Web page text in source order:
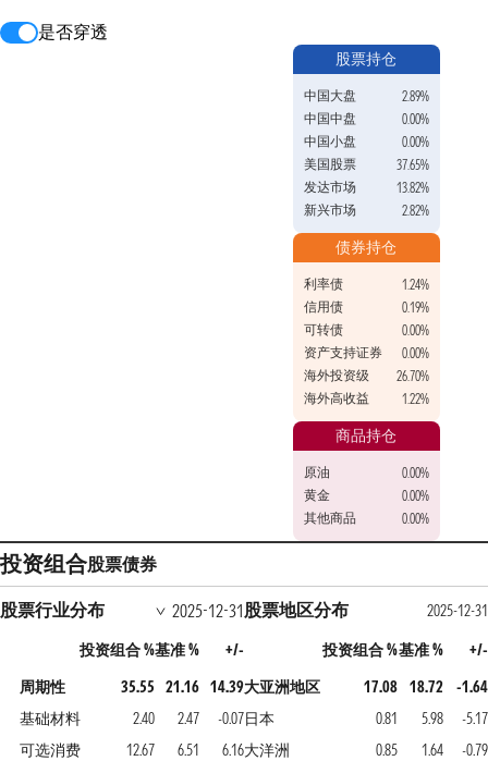
是否穿透
股票持仓
中国大盘
2.89%
中国中盘
0.00%
中国小盘
0.00%
美国股票
37.65%
发达市场
13.82%
新兴市场
2.82%
债券持仓
利率债
1.24%
信用债
0.19%
可转债
0.00%
资产支持证券
0.00%
海外投资级
26.70%
海外高收益
1.22%
商品持仓
原油
0.00%
黄金
0.00%
其他商品
0.00%
投资组合股票债券
股票行业分布 2025-12-31
投资组合 %基准 %
+/-
周期性
35.55 21.16 14.39
基础材料
2.40 2.47
-0.07
可选消费
12.67 6.51
6.16
股票地区分布
2025-12-31
投资组合 %基准 %
+/-
大亚洲地区
17.08 18.72
-1.64
日本
0.81 5.98
-5.17
大洋洲
0.85 1.64
-0.79